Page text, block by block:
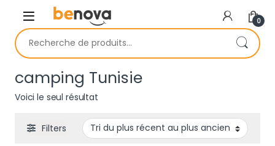
Skip to navigation
Skip to content
0
Recherche pour :
camping Tunisie
Voici le seul résultat
Filters